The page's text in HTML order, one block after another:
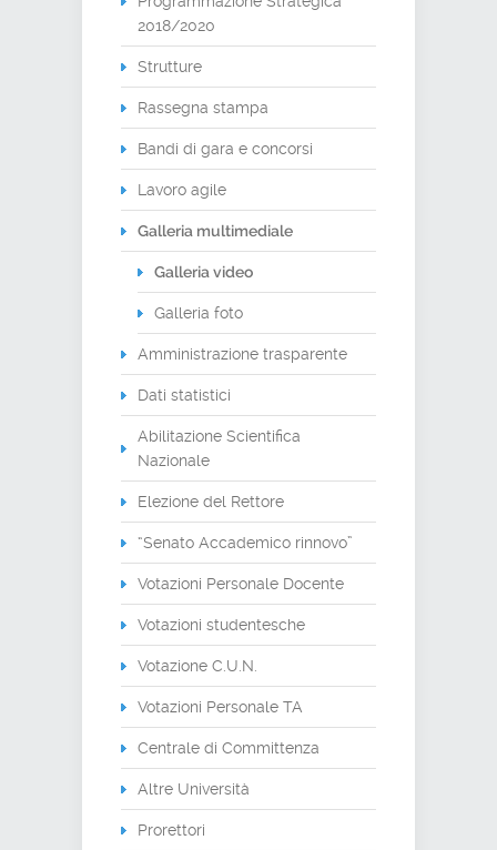
2018/2020
Strutture
Rassegna stampa
Bandi di gara e concorsi
Lavoro agile
Galleria multimediale
Galleria video
Galleria foto
Amministrazione trasparente
Dati statistici
Abilitazione Scientifica
Nazionale
Elezione del Rettore
“Senato Accademico rinnovo”
Votazioni Personale Docente
Votazioni studentesche
Votazione C.U.N.
Votazioni Personale TA
Centrale di Committenza
Altre Università
Prorettori